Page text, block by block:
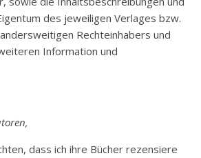
des jeweiligen Verlages bzw.
Rechteinhabers und
Information und
dass ich ihre Bücher rezensiere